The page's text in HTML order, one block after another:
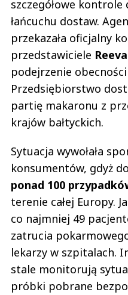
szczegółowe kontrole
łańcuchu dostaw.
przekazała oficjalny
przedstawiciele
podejrzenie
Przedsiębiorstwo
partię makaronu z
krajów bałtyckich.
Sytuacja wywołała
konsumentów, gdyż
ponad 100
terenie całej Europy.
co najmniej 49
zatrucia
lekarzy w szpitalach.
stale monitorują
próbki pobrane